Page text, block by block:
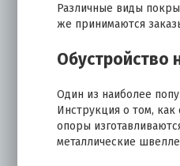
Различные виды
же принимаются
Обустройство
Один из наиболее
Инструкция о том, как
опоры
металлические